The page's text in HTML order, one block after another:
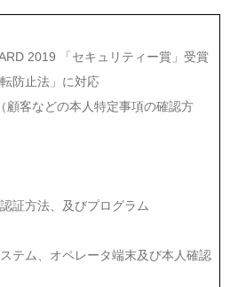
2019 「セキュリティー賞」受賞
防止法」に対応
客などの本人特定事項の確認方
証方法、及びプログラム
テム、オペレータ端末及び本人確認